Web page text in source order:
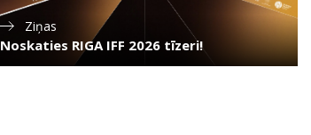
Ziņas
Noskaties RIGA IFF 2026 tīzeri!